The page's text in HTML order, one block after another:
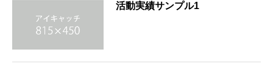
活動実績サンプル1